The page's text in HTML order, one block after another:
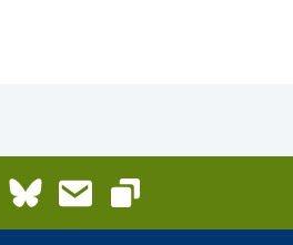
LinkedInBlueskyE-Mail
Link kopieren